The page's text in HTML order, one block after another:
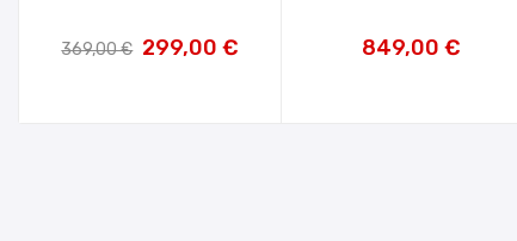
369,00 € 299,00 € 849,00 €